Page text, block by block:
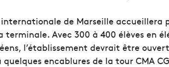
de Marseille accueillera
terminale. Avec 300 à 400 élèves en
l’établissement devrait être
quelques encablures de la tour CMA